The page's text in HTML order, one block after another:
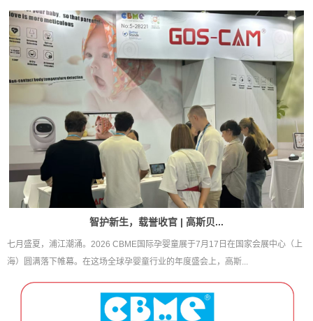
智护新生，载誉收官 | 高斯贝...
七月盛夏，浦江潮涌。2026 CBME国际孕婴童展于7月17日在国家会展中心（上
海）圆满落下帷幕。在这场全球孕婴童行业的年度盛会上，高斯...